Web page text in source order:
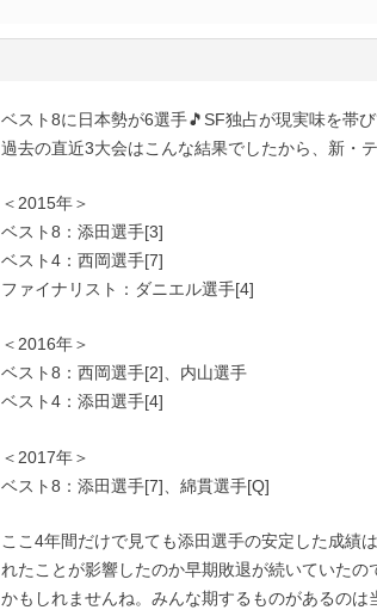
ベスト8に日本勢が6選手🎵SF独占が現実味を帯
過去の直近3大会はこんな結果でしたから、新・
＜2015年＞
ベスト8：添田選手[3]
ベスト4：西岡選手[7]
ファイナリスト：ダニエル選手[4]
＜2016年＞
ベスト8：西岡選手[2]、内山選手
ベスト4：添田選手[4]
＜2017年＞
ベスト8：添田選手[7]、綿貫選手[Q]
ここ4年間だけで見ても添田選手の安定した成績
れたことが影響したのか早期敗退が続いていたの
かもしれませんね。みんな期するものがあるのは